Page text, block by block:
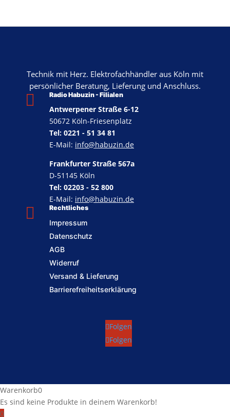
Technik mit Herz. Elektrofachhändler aus Köln mit
persönlicher Beratung, Lieferung und Anschluss.
 Rechtliches
Impressum
Datenschutz
AGB
Widerruf
Versand & Lieferung
Barrierefreiheitserklärung
 Radio Habuzin - Filialen
Antwerpener Straße 6-12
50672 Köln-Friesenplatz
Tel: 0221 - 51 34 81
E-Mail: info@habuzin.de
Frankfurter Straße 567a
D-51145 Köln
Tel: 02203 - 52 800
E-Mail: info@habuzin.de
Folgen
Folgen
Warenkorb0
Es sind keine Produkte in deinem Warenkorb!
0